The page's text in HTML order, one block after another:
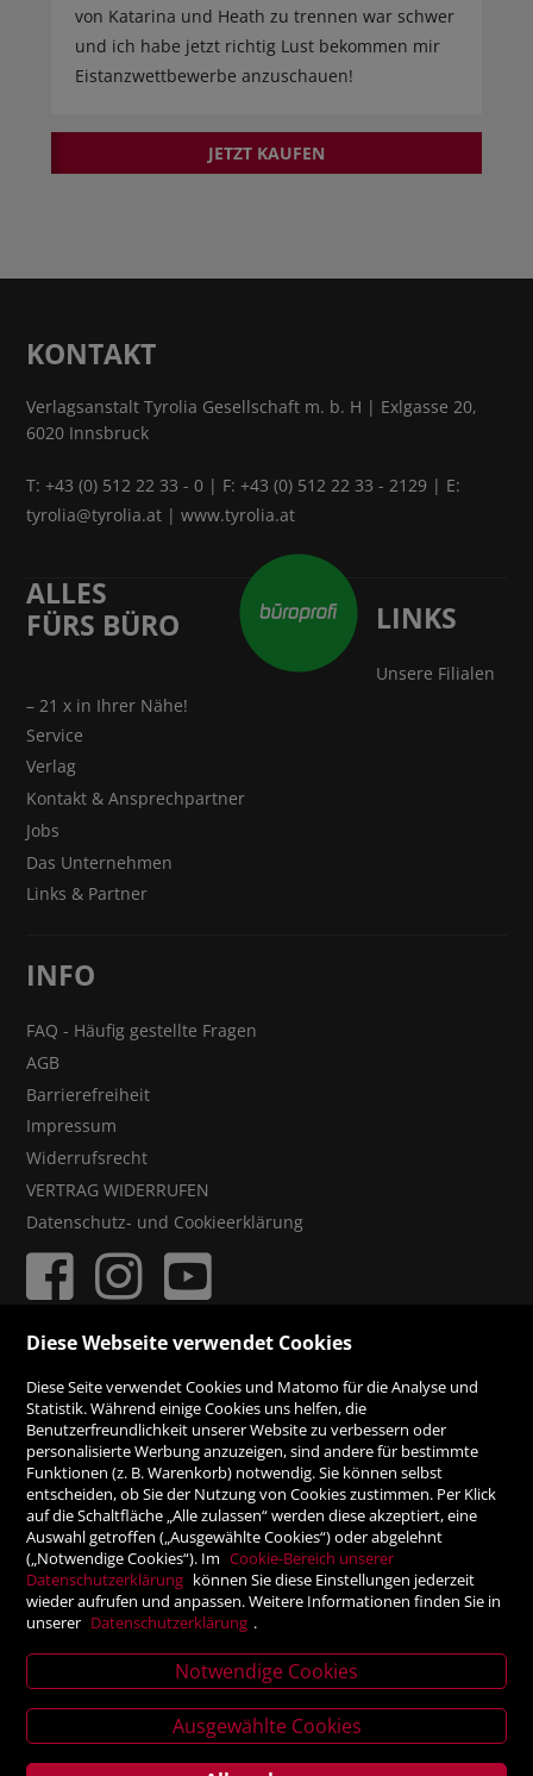
News
von Katarina und Heath zu trennen war schwer
und ich habe jetzt richtig Lust bekommen mir
Eistanzwettbewerbe anzuschauen!
JETZT KAUFEN
KONTAKT
Verlagsanstalt Tyrolia Gesellschaft m. b. H | Exlgasse 20,
6020 Innsbruck
T:+43 (0) 512 22 33 - 0 | F: +43 (0) 512 22 33 - 2129 | E:
tyrolia@tyrolia.at |www.tyrolia.at
ALLES
FÜRS BÜRO
LINKS
Unsere Filialen
– 21 x in Ihrer Nähe!
Service
Verlag
Kontakt & Ansprechpartner
Jobs
Das Unternehmen
Links & Partner
INFO
FAQ - Häufig gestellte Fragen
AGB
Barrierefreiheit
Impressum
Widerrufsrecht
VERTRAG WIDERRUFEN
Datenschutz- und Cookieerklärung
Rechnung
Vorauskasse
SICHER ONLINE SHOPPEN!
Diese Webseite verwendet Cookies
Diese Seite verwendet Cookies und Matomo für die Analyse und
Statistik. Während einige Cookies uns helfen, die
Benutzerfreundlichkeit unserer Website zu verbessern oder
personalisierte Werbung anzuzeigen, sind andere für bestimmte
Funktionen (z. B. Warenkorb) notwendig. Sie können selbst
entscheiden, ob Sie der Nutzung von Cookies zustimmen. Per Klick
auf die Schaltfläche „Alle zulassen“ werden diese akzeptiert, eine
Auswahl getroffen („Ausgewählte Cookies“) oder abgelehnt
(„Notwendige Cookies“). Im Cookie-Bereich unserer
Datenschutzerklärung können Sie diese Einstellungen jederzeit
wieder aufrufen und anpassen. Weitere Informationen finden Sie in
unserer Datenschutzerklärung .
Notwendige Cookies
Ausgewählte Cookies